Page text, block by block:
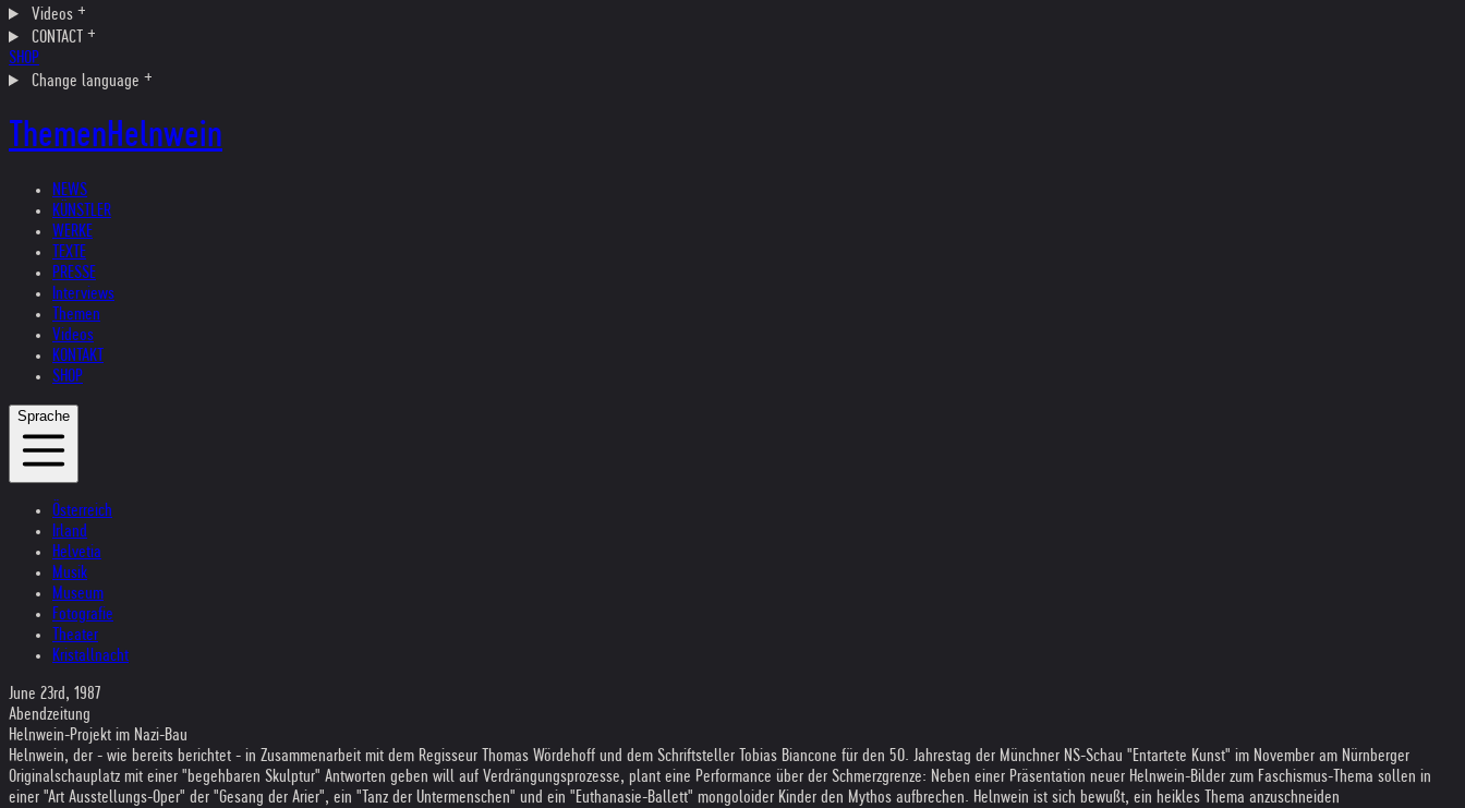
Videos
CONTACT
SHOP
Change language
ThemenHelnwein
NEWS
KÜNSTLER
WERKE
TEXTE
PRESSE
Interviews
Themen
Videos
KONTAKT
SHOP
Sprache
Österreich
Irland
Helvetia
Musik
Museum
Fotografie
Theater
Kristallnacht
June 23rd, 1987
Abendzeitung
Helnwein-Projekt im Nazi-Bau
Helnwein, der - wie bereits berichtet - in Zusammenarbeit mit dem Regisseur Thomas Wördehoff und dem Schriftsteller Tobias Biancone für den 50. Jahrestag der Münchner NS-Schau "Entartete Kunst" im November am Nürnberger
Originalschauplatz mit einer "begehbaren Skulptur" Antworten geben will auf Verdrängungsprozesse, plant eine Performance über der Schmerzgrenze: Neben einer Präsentation neuer Helnwein-Bilder zum Faschismus-Thema sollen in
einer "Art Ausstellungs-Oper" der "Gesang der Arier", ein "Tanz der Untermenschen" und ein "Euthanasie-Ballett" mongoloider Kinder den Mythos aufbrechen. Helnwein ist sich bewußt, ein heikles Thema anzuschneiden